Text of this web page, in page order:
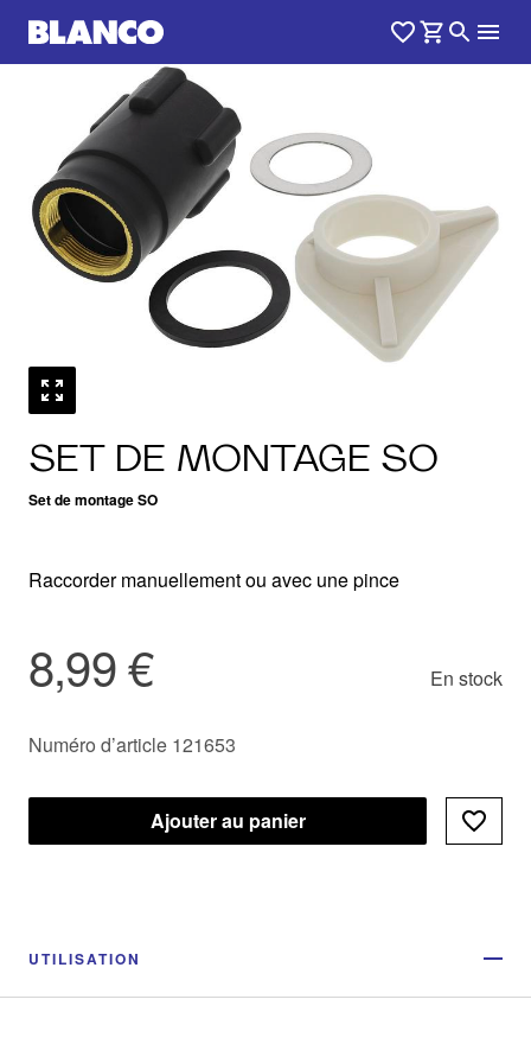
SET DE MONTAGE SO
Set de montage SO
Raccorder manuellement ou avec une pince
8,99 € En stock
Numéro d’article 121653
Ajouter au panier
UTILISATION